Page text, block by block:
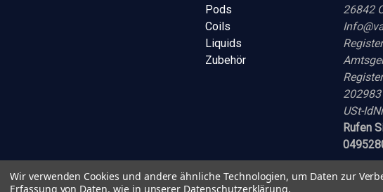
Pods
Coils
Liquids
Zubehör
26842
202983
USt-
Rufen
Wir verwenden Cookies und andere ähnliche Technologien, um Daten zur
Erfassung von Daten, wie in unserer Datenschutzerklärung.